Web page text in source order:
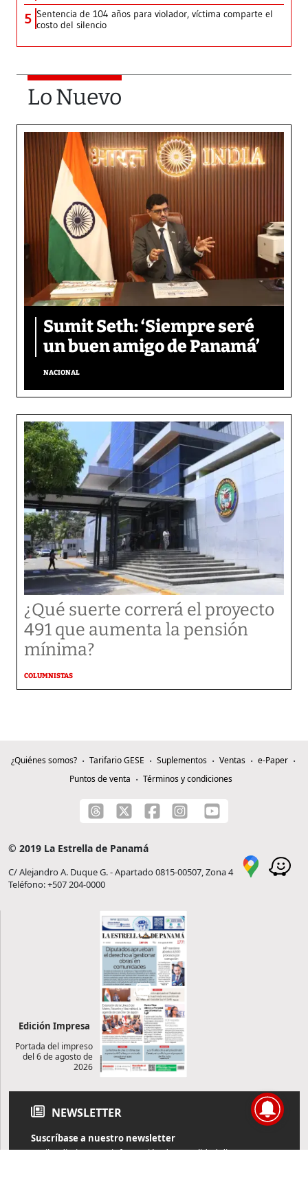
5 Sentencia de 104 años para violador, víctima comparte el
costo del silencio
Lo Nuevo
Sumit Seth: ‘Siempre seré
un buen amigo de Panamá’
NACIONAL
¿Qué suerte correrá el proyecto
491 que aumenta la pensión
mínima?
COLUMNISTAS
¿Quiénes somos? Tarifario GESE Suplementos Ventas
e-Paper
Puntos de venta
Términos y condiciones
© 2019 La Estrella de Panamá
C/ Alejandro A. Duque G. - Apartado 0815-00507, Zona 4
Teléfono: +507 204-0000
Edición Impresa
Portada del impreso
del 6 de agosto de
2026
NEWSLETTER
Suscríbase a nuestro newsletter
Reciba diariamente información de actualidad directamente en